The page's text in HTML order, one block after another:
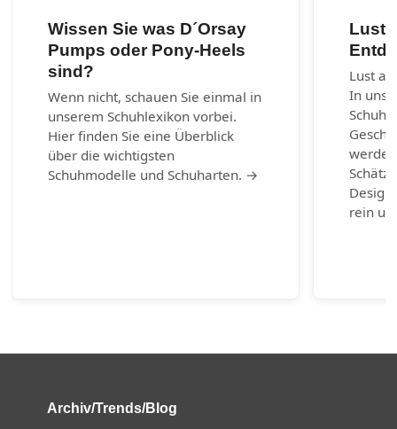
Wissen Sie was D´Orsay
Pumps oder Pony-Heels
sind?
Wenn nicht, schauen Sie einmal in
unserem Schuhlexikon vorbei.
Hier finden Sie eine Überblick
über die wichtigsten
Schuhmodelle und Schuharten. →
Lust
Lust
In
rein
Archiv/Trends/Blog